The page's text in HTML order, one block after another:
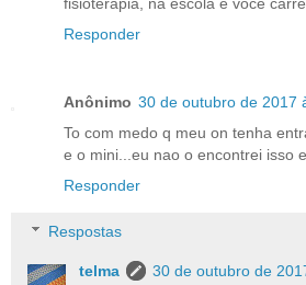
fisioterapia, na escola e você
Responder
Anônimo 30 de outubro de 2017
To com medo q meu on tenha
e o mini...eu nao o encontrei isso
Responder
Respostas
telma
30 de outubro de